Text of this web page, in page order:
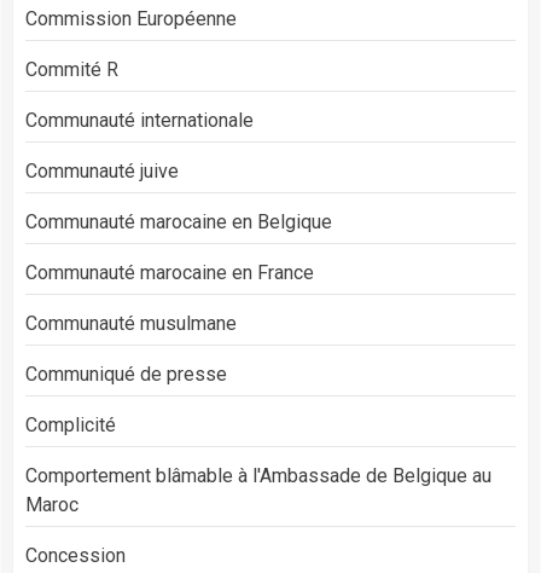
Commission Européenne
Commité R
Communauté internationale
Communauté juive
Communauté marocaine en Belgique
Communauté marocaine en France
Communauté musulmane
Communiqué de presse
Complicité
Comportement blâmable à l'Ambassade de Belgique au
Maroc
Concession